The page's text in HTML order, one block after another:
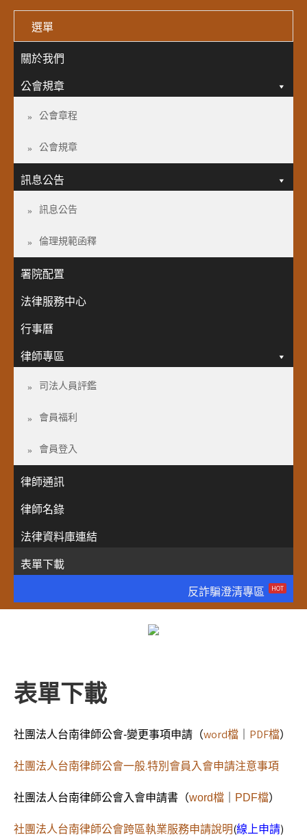
選單
關於我們
公會規章
公會章程
公會規章
訊息公告
訊息公告
倫理規範函釋
署院配置
法律服務中心
行事曆
律師專區
司法人員評鑑
會員福利
會員登入
律師通訊
律師名錄
法律資料庫連結
表單下載
反詐騙澄清專區
HOT
表單下載
社團法人台南律師公會-變更事項申請 （word檔 PDF檔）
社團法人台南律師公會一般.特別會員入會申請注意事項
社團法人台南律師公會入會申請書 （word檔 PDF檔）
社團法人台南律師公會跨區執業服務申請說明(線上申請)